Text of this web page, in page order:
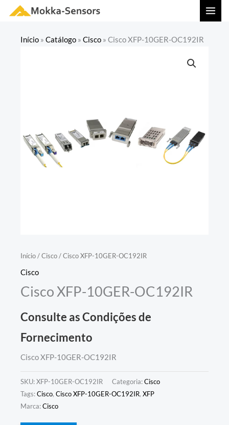
Início » Catálogo » Cisco » Cisco XFP-10GER-OC192IR
Início/Cisco/ Cisco XFP-10GER-OC192IR
Cisco
Cisco XFP-10GER-OC192IR
Consulte as Condições de
Fornecimento
Cisco XFP-10GER-OC192IR
SKU:XFP-10GER-OC192IR Categoria:Cisco
Tags:Cisco, Cisco XFP-10GER-OC192IR, XFP
Marca:Cisco